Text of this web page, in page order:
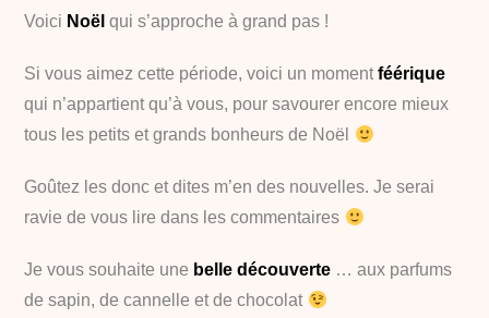
Voici Noëlqui s’approche à grand pas !
Si vous aimez cette période, voici un momentféérique
qui n’appartient qu’à vous, pour savourer encore mieux
tous les petits et grands bonheurs de Noël
Goûtez les donc et dites m’en des nouvelles. Je serai
ravie de vous lire dans les commentaires
Je vous souhaite une belle découverte … aux parfums
de sapin, de cannelle et de chocolat